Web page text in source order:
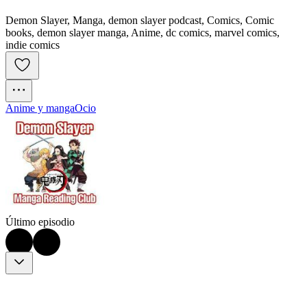
Demon Slayer, Manga, demon slayer podcast, Comics, Comic
books, demon slayer manga, Anime, dc comics, marvel comics,
indie comics
Anime y mangaOcio
Último episodio